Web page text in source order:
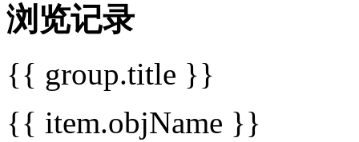
浏览记录
{{ group.title }}
{{ item.objName }}